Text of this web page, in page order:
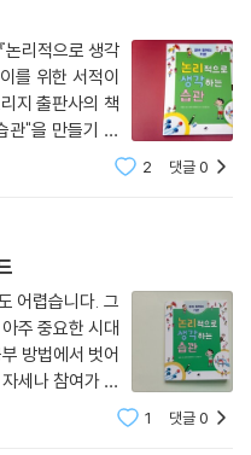
논리적으로 생각
를 위한 서적이
관"을 만들기 위
적 사
2 댓글0
어렵습니다. 그
주 중요한 시대
세나 참여가 필
1 댓글0